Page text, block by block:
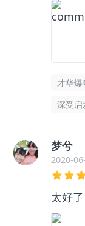
才华爆
深受启
梦兮
2020-
太好了